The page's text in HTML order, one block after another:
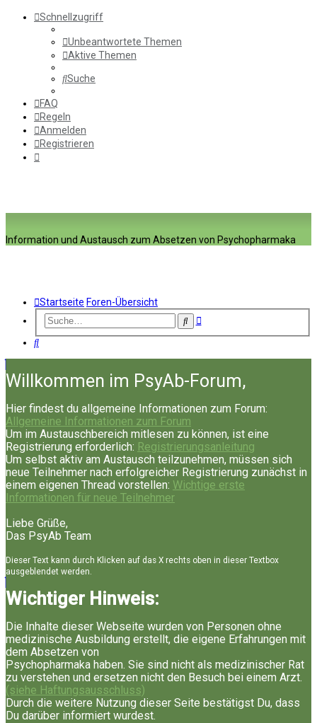
Schnellzugriff
Unbeantwortete Themen
Aktive Themen
Suche
FAQ
Regeln
Anmelden
Registrieren
Information und Austausch zum Absetzen von Psychopharmaka
Startseite Foren-Übersicht
SucheErweiterte
Suche
Willkommen im PsyAb-Forum,
Hier findest du allgemeine Informationen zum Forum:
Allgemeine Informationen zum Forum
Um im Austauschbereich mitlesen zu können, ist eine
Registrierung erforderlich: Registrierungsanleitung
Um selbst aktiv am Austausch teilzunehmen, müssen sich
neue Teilnehmer nach erfolgreicher Registrierung zunächst in
einem eigenen Thread vorstellen: Wichtige erste
Informationen für neue Teilnehmer
Liebe Grüße,
Das PsyAb Team
Dieser Text kann durch Klicken auf das X rechts oben in dieser Textbox
ausgeblendet werden.
Wichtiger Hinweis:
Die Inhalte dieser Webseite wurden von Personen ohne
medizinische Ausbildung erstellt, die eigene Erfahrungen mit
dem Absetzen von
Psychopharmaka haben. Sie sind nicht als medizinischer Rat
zu verstehen und ersetzen nicht den Besuch bei einem Arzt.
(siehe Haftungsausschluss)
Durch die weitere Nutzung dieser Seite bestätigst Du, dass
Du darüber informiert wurdest.